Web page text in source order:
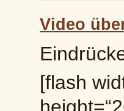
Video
[flash